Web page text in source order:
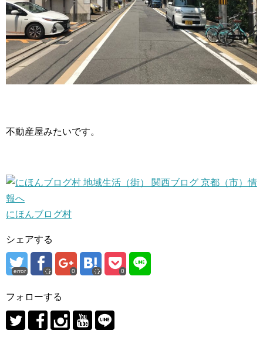
不動産屋みたいです。
にほんブログ村
シェアする
error 0 0
フォローする